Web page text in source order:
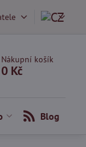
Nákupní košík
0 Kč
Blog